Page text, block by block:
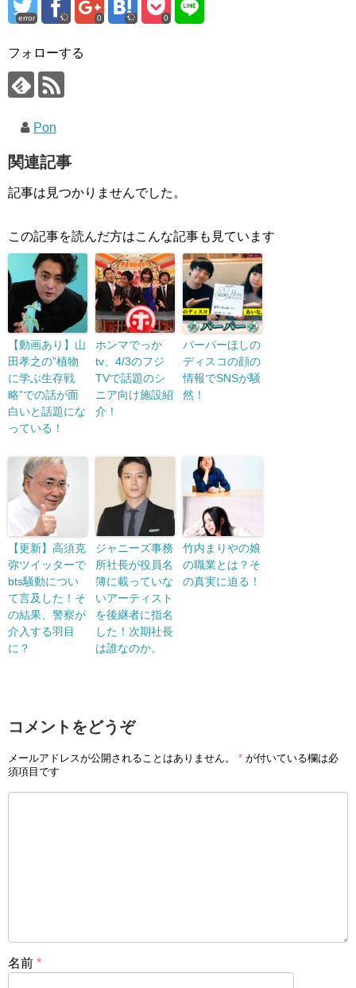
error 0 0
フォローする
Pon
関連記事
記事は見つかりませんでした。
この記事を読んだ方はこんな記事も見ています
【動画あり】山
田孝之の”植物
に学ぶ生存戦
略”での話が面
白いと話題にな
っている！
ホンマでっか
tv、4/3のフジ
TVで話題のシ
ニア向け施設紹
介！
パーパーほしの
ディスコの顔の
情報でSNSが騒
然！
【更新】高須克
弥ツイッターで
bts騒動につい
て言及した！そ
の結果、警察が
介入する羽目
に？
ジャニーズ事務
所社長が役員名
簿に載っていな
いアーティスト
を後継者に指名
した！次期社長
は誰なのか。
竹内まりやの娘
の職業とは？そ
の真実に迫る！
コメントをどうぞ
メールアドレスが公開されることはありません。 * が付いている欄は必
須項目です
名前 *